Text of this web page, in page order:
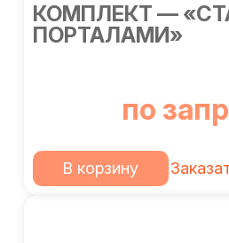
КОМПЛЕКТ —
ПОРТАЛАМИ»
по
В корзину